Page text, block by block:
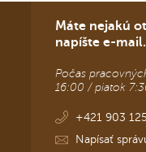
Máte nejakú
napíšte e-mail.
Počas
16:00 / piatok
+421 903
Napísať